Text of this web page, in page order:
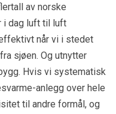
av norske
i dag luft til luft
når vi i stedet
sjøen. Og utnytter
Hvis vi systematisk
anlegg over hele
til andre formål, og